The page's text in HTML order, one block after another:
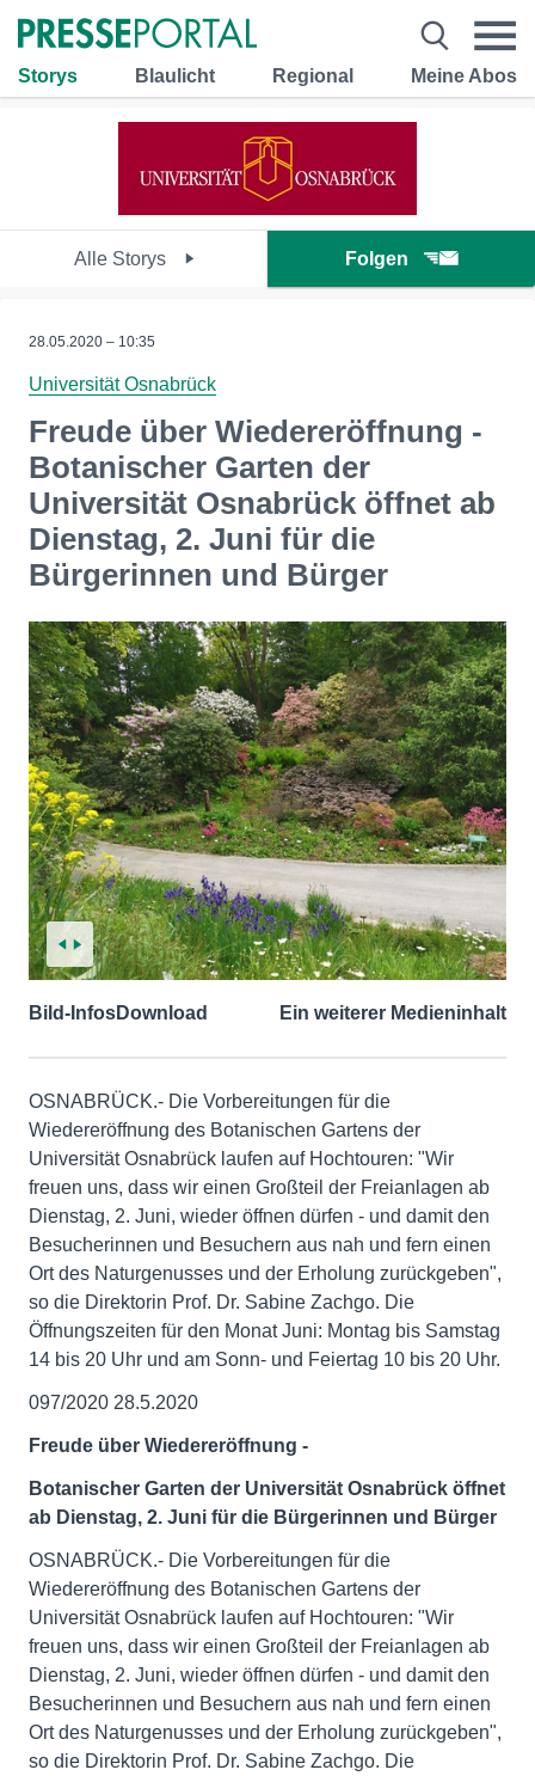
Storys Blaulicht Regional Meine Abos
Alle Storys Folgen
28.05.2020 – 10:35
Universität Osnabrück
Freude über Wiedereröffnung -
Botanischer Garten der
Universität Osnabrück öffnet ab
Dienstag, 2. Juni für die
Bürgerinnen und Bürger
Bild-InfosDownload Ein weiterer Medieninhalt
OSNABRÜCK.- Die Vorbereitungen für die
Wiedereröffnung des Botanischen Gartens der
Universität Osnabrück laufen auf Hochtouren: "Wir
freuen uns, dass wir einen Großteil der Freianlagen ab
Dienstag, 2. Juni, wieder öffnen dürfen - und damit den
Besucherinnen und Besuchern aus nah und fern einen
Ort des Naturgenusses und der Erholung zurückgeben",
so die Direktorin Prof. Dr. Sabine Zachgo. Die
Öffnungszeiten für den Monat Juni: Montag bis Samstag
14 bis 20 Uhr und am Sonn- und Feiertag 10 bis 20 Uhr.
097/2020 28.5.2020
Freude über Wiedereröffnung -
Botanischer Garten der Universität Osnabrück öffnet
ab Dienstag, 2. Juni für die Bürgerinnen und Bürger
OSNABRÜCK.- Die Vorbereitungen für die
Wiedereröffnung des Botanischen Gartens der
Universität Osnabrück laufen auf Hochtouren: "Wir
freuen uns, dass wir einen Großteil der Freianlagen ab
Dienstag, 2. Juni, wieder öffnen dürfen - und damit den
Besucherinnen und Besuchern aus nah und fern einen
Ort des Naturgenusses und der Erholung zurückgeben",
so die Direktorin Prof. Dr. Sabine Zachgo. Die